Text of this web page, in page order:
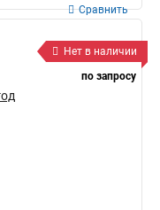
Сравнить
Нет в наличии
по запросу